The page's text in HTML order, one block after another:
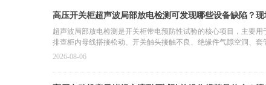
高压开关柜超声波局部放电检测可发现哪些设备缺陷？
障？
超声波局部放电检测是开关柜带电预防性试验的核心项目，主要
排查柜内母线搭接松动、开关触头接触不良、绝缘件气隙空洞、
异物放电等隐患，提前规避开关柜短路、闪络、跳闸事故。
2026-08-06